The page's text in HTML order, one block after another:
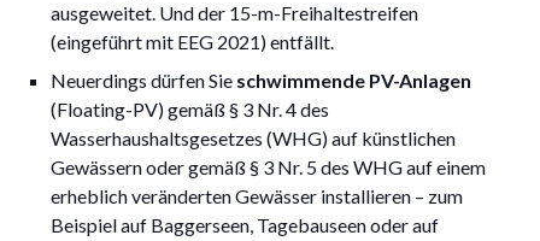
ausgeweitet. Und der 15-m-Freihaltestreifen
(eingeführt mit EEG 2021) entfällt.
Neuerdings dürfen Sie schwimmende PV-Anlagen
(Floating-PV) gemäß § 3 Nr. 4 des
Wasserhaushaltsgesetzes (WHG) auf künstlichen
Gewässern oder gemäß § 3 Nr. 5 des WHG auf einem
erheblich veränderten Gewässer installieren – zum
Beispiel auf Baggerseen, Tagebauseen oder auf